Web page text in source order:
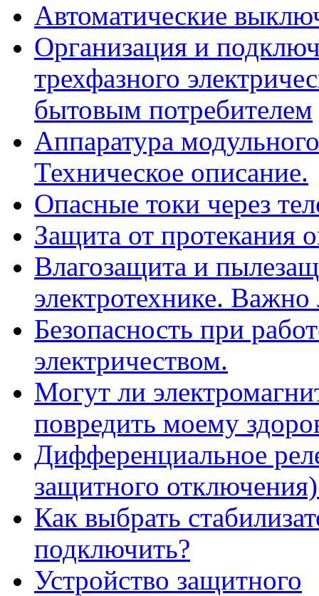
Автоматические
Организация и
трехфазного
бытовым потребителем
Аппаратура
Техническое описание.
Опасные токи через
Защита от протекания
Влагозащита и
электротехнике. Важно
Безопасность при
электричеством.
Могут ли
повредить моему
Дифференциальное
защитного
Как выбрать
подключить?
Устройство защитного